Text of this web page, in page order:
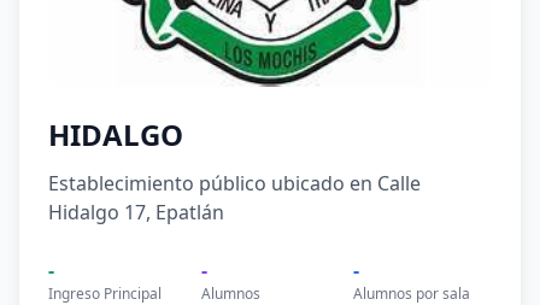
HIDALGO
Establecimiento público ubicado en Calle
Hidalgo 17, Epatlán
-
Ingreso Principal
-
Alumnos
-
Alumnos por sala